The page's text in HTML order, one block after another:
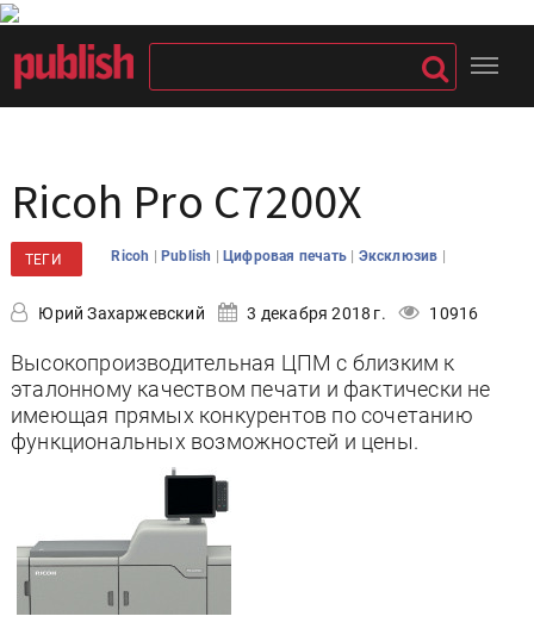
Ricoh Pro C7200X
ТЕГИ Ricoh | Publish |Цифровая печать | Эксклюзив |
Юрий Захаржевский 3 декабря 2018 г. 10916
Высокопроизводительная ЦПМ с близким к
эталонному качеством печати и фактически не
имеющая прямых конкурентов по сочетанию
функциональных возможностей и цены.